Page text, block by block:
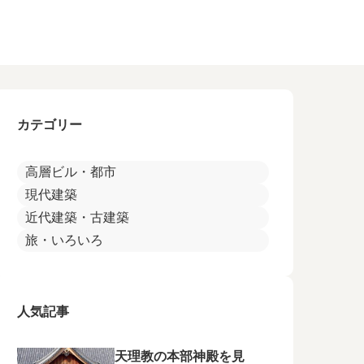
カテゴリー
高層ビル・都市
現代建築
近代建築・古建築
旅・いろいろ
人気記事
天理教の本部神殿を見